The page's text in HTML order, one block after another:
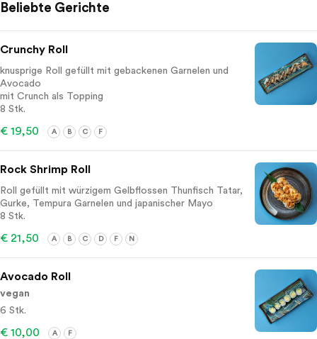
Beliebte Gerichte
Crunchy Roll
knusprige Roll gefüllt mit gebackenen Garnelen und
Avocado
mit Crunch als Topping
8 Stk.
€ 19,50 A B C F
Rock Shrimp Roll
Roll gefüllt mit würzigem Gelbflossen Thunfisch Tatar,
Gurke, Tempura Garnelen und japanischer Mayo
8 Stk.
€ 21,50 A B C D F N
Avocado Roll
vegan
6 Stk.
€ 10,00 A F